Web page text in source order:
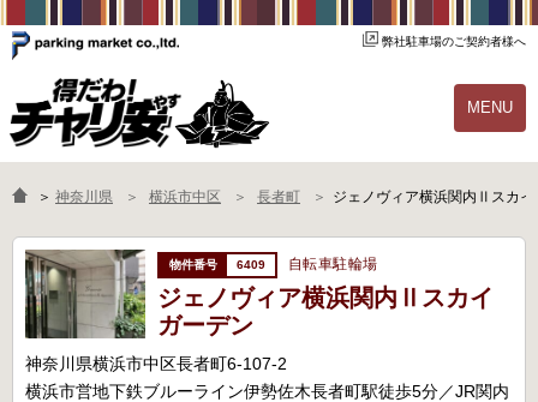
弊社駐車場のご契約者様へ
MENU
物件一覧 ご契約の流れ
よくあるご質問 駐輪場オーナー様へ
＞ 神奈川県 横浜市中区 長者町 ジェノヴィア横浜関内Ⅱスカイ
6409 自転車駐輪場
ジェノヴィア横浜関内Ⅱスカイ
ガーデン
神奈川県横浜市中区長者町6-107-2
横浜市営地下鉄ブルーライン伊勢佐木長者町駅徒歩5分／JR関内